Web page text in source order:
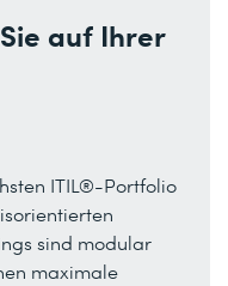
auf Ihrer
ITIL®-Portfolio
sind modular
maximale